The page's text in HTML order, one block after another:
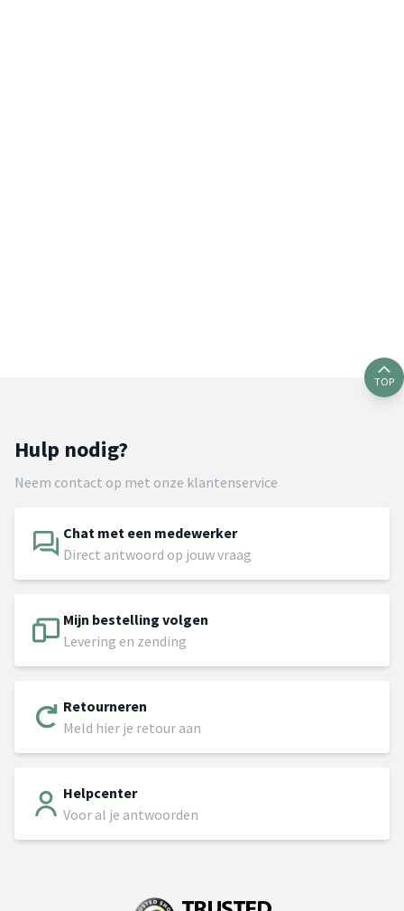
TOP
Hulp nodig?
Neem contact op met onze klantenservice
Chat met een medewerker
Direct antwoord op jouw vraag
Mijn bestelling volgen
Levering en zending
Retourneren
Meld hier je retour aan
Helpcenter
Voor al je antwoorden